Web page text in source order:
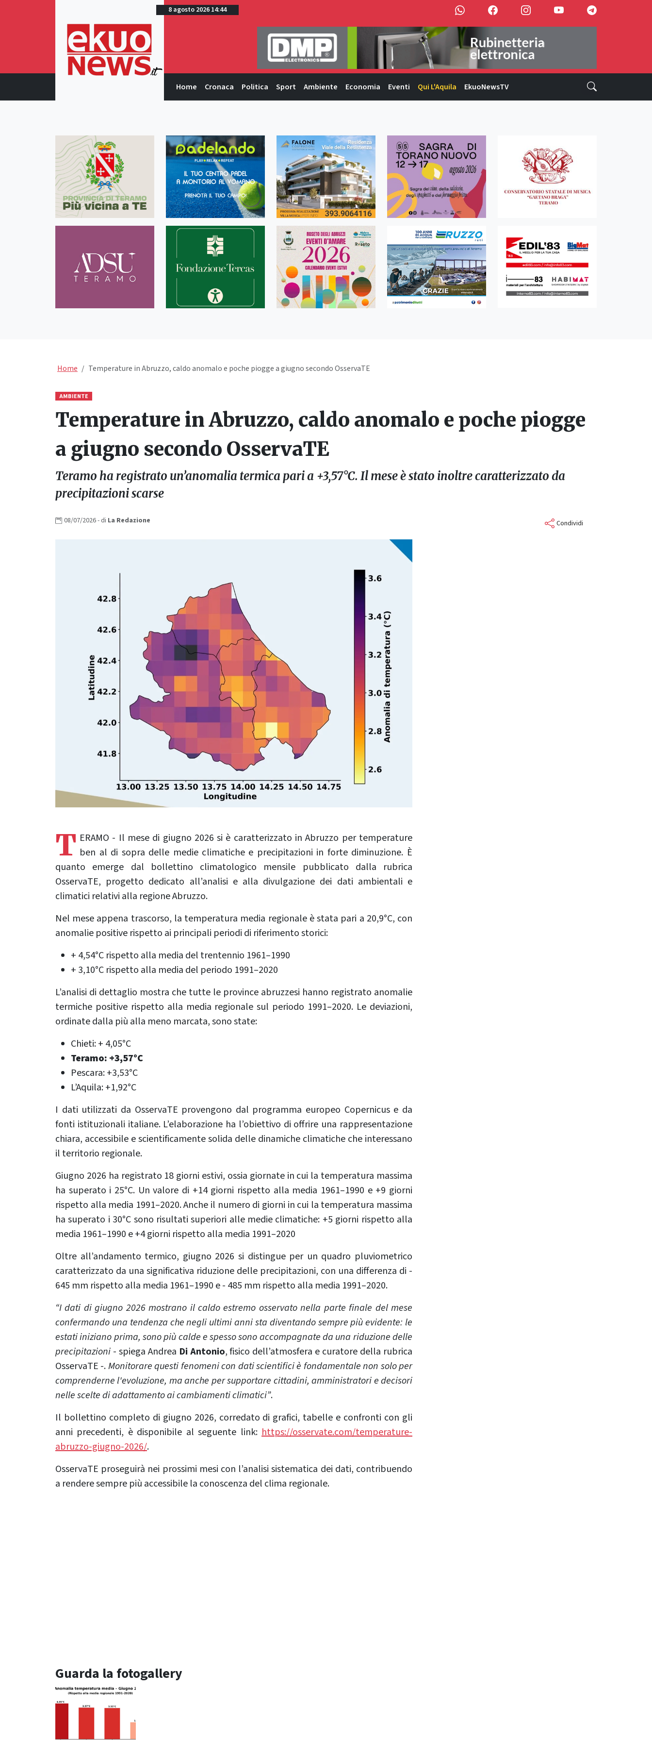
8 agosto 2026 14:44
Home Cronaca Politica Sport Ambiente Economia Eventi Qui L'Aquila EkuoNewsTV
Home Temperature in Abruzzo, caldo anomalo e poche piogge a giugno secondo OsservaTE
AMBIENTE
Temperature in Abruzzo, caldo anomalo e poche piogge
a giugno secondo OsservaTE
Teramo ha registrato un’anomalia termica pari a +3,57°C. Il mese è stato inoltre caratterizzato da
precipitazioni scarse
08/07/2026- di La Redazione Condividi
T ERAMO - Il mese di giugno 2026 si è caratterizzato in Abruzzo per temperature
ben al di sopra delle medie climatiche e precipitazioni in forte diminuzione. È
quanto emerge dal bollettino climatologico mensile pubblicato dalla rubrica
OsservaTE, progetto dedicato all’analisi e alla divulgazione dei dati ambientali e
climatici relativi alla regione Abruzzo.
Nel mese appena trascorso, la temperatura media regionale è stata pari a 20,9°C, con
anomalie positive rispetto ai principali periodi di riferimento storici:
+ 4,54°C rispetto alla media del trentennio 1961–1990
+ 3,10°C rispetto alla media del periodo 1991–2020
L’analisi di dettaglio mostra che tutte le province abruzzesi hanno registrato anomalie
termiche positive rispetto alla media regionale sul periodo 1991–2020. Le deviazioni,
ordinate dalla più alla meno marcata, sono state:
Chieti: + 4,05°C
Teramo: +3,57°C
Pescara: +3,53°C
L’Aquila: +1,92°C
I dati utilizzati da OsservaTE provengono dal programma europeo Copernicus e da
fonti istituzionali italiane. L’elaborazione ha l’obiettivo di offrire una rappresentazione
chiara, accessibile e scientificamente solida delle dinamiche climatiche che interessano
il territorio regionale.
Giugno 2026 ha registrato 18 giorni estivi, ossia giornate in cui la temperatura massima
ha superato i 25°C. Un valore di +14 giorni rispetto alla media 1961–1990 e +9 giorni
rispetto alla media 1991–2020. Anche il numero di giorni in cui la temperatura massima
ha superato i 30°C sono risultati superiori alle medie climatiche: +5 giorni rispetto alla
media 1961–1990 e +4 giorni rispetto alla media 1991–2020
Oltre all’andamento termico, giugno 2026 si distingue per un quadro pluviometrico
caratterizzato da una significativa riduzione delle precipitazioni, con una differenza di -
645 mm rispetto alla media 1961–1990 e - 485 mm rispetto alla media 1991–2020.
“I dati di giugno 2026 mostrano il caldo estremo osservato nella parte finale del mese
confermando una tendenza che negli ultimi anni sta diventando sempre più evidente: le
estati iniziano prima, sono più calde e spesso sono accompagnate da una riduzione delle
precipitazioni - spiega Andrea Di Antonio, fisico dell’atmosfera e curatore della rubrica
OsservaTE -.Monitorare questi fenomeni con dati scientifici è fondamentale non solo per
comprenderne l'evoluzione, ma anche per supportare cittadini, amministratori e decisori
nelle scelte di adattamento ai cambiamenti climatici”.
Il bollettino completo di giugno 2026, corredato di grafici, tabelle e confronti con gli
anni precedenti, è disponibile al seguente link: https://osservate.com/temperature-
abruzzo-giugno-2026/.
OsservaTE proseguirà nei prossimi mesi con l’analisi sistematica dei dati, contribuendo
a rendere sempre più accessibile la conoscenza del clima regionale.
Guarda la fotogallery